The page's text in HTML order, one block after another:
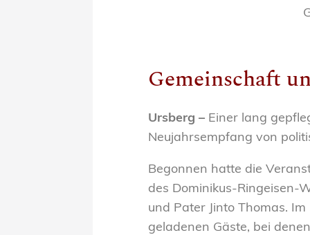
Gemeinschaft
Ursberg – Einer lang
Neujahrsempfang von
Begonnen hatte die
des Dominikus-Ringeisen-
und Pater Jinto Thomas.
geladenen Gäste, bei